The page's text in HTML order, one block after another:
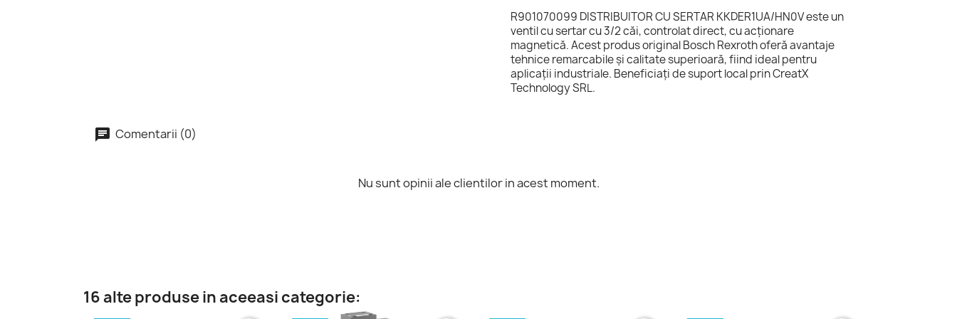
R901070099 DISTRIBUITOR CU SERTAR KKDER1UA/HN0V este un
ventil cu sertar cu 3/2 căi, controlat direct, cu acționare
magnetică. Acest produs original Bosch Rexroth oferă avantaje
tehnice remarcabile și calitate superioară, fiind ideal pentru
aplicații industriale. Beneficiați de suport local prin CreatX
Technology SRL.
Comentarii (0)
Nu sunt opinii ale clientilor in acest moment.
16 alte produse in aceeasi categorie: